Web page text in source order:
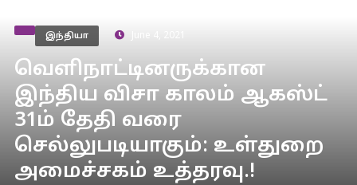
இந்தியா
வெளிநாட்டினருக்கான
இந்திய விசா காலம் ஆகஸ்ட்
31ம் தேதி வரை
செல்லுபடியாகும்: உள்துறை
அமைச்சகம் உத்தரவு.!